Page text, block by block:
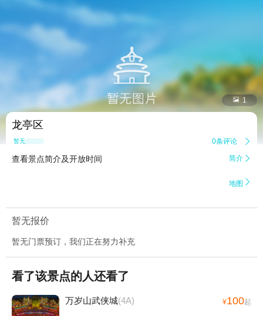
 1
龙亭区
暂无点评 0条评论 
查看景点简介及开放时间 简介 
地图 
暂无报价
暂无门票预订，我们正在努力补充
看了该景点的人还看了
万岁山武侠城(4A) ¥100起